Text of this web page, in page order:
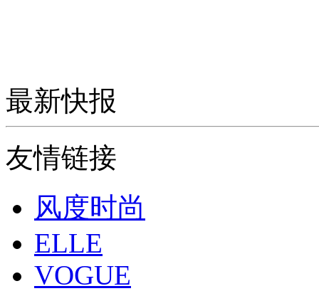
最新快报
友情链接
风度时尚
ELLE
VOGUE